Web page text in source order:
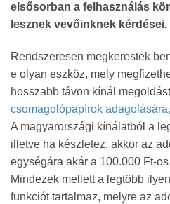
elsősorban a felhasználás
lesznek vevőinknek kérdései.
Rendszeresen megkerestek
e olyan eszköz, mely
hosszabb távon kínál
csomagolópapírok
A magyarországi kínálatból a
illetve ha készletez, akkor az
egységára akár a 100.000 Ft-
Mindezek mellett a legtöbb
funkciót tartalmaz, melyre az